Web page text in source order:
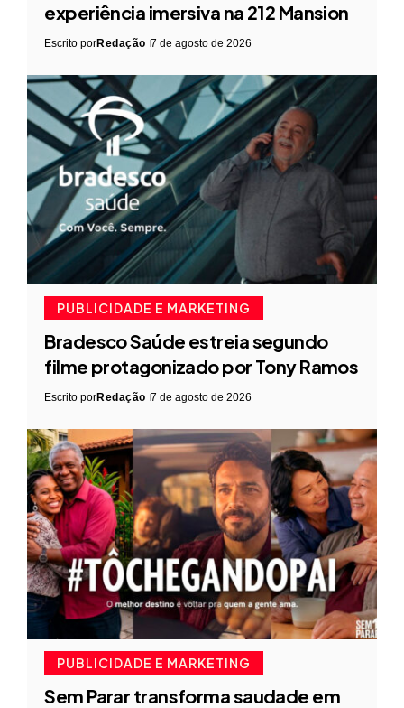
experiência imersiva na 212 Mansion
Escrito porRedação 7 de agosto de 2026
PUBLICIDADE E MARKETING
Bradesco Saúde estreia segundo
filme protagonizado por Tony Ramos
Escrito porRedação 7 de agosto de 2026
PUBLICIDADE E MARKETING
Sem Parar transforma saudade em